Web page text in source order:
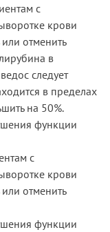
с
крови
отменить
в
следует
в пределах
на 50%.
функции
с
крови
отменить
функции